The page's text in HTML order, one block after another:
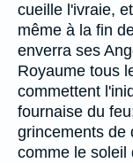
cueille l'ivraie,
même à la fin
enverra ses
Royaume tous
commettent
fournaise du
grincements de
comme le soleil